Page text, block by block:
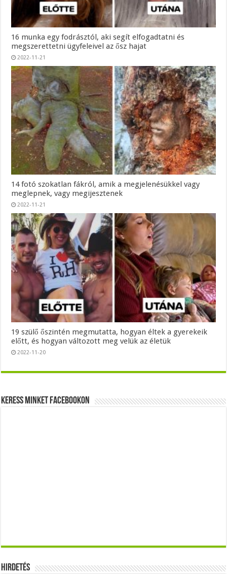
16 munka egy fodrásztól, aki segít elfogadtatni és
megszerettetni ügyfeleivel az ősz hajat
2022-11-21
14 fotó szokatlan fákról, amik a megjelenésükkel vagy
meglepnek, vagy megijesztenek
2022-11-21
19 szülő őszintén megmutatta, hogyan éltek a gyerekeik
előtt, és hogyan változott meg velük az életük
2022-11-20
Keress minket Facebookon
Hirdetés